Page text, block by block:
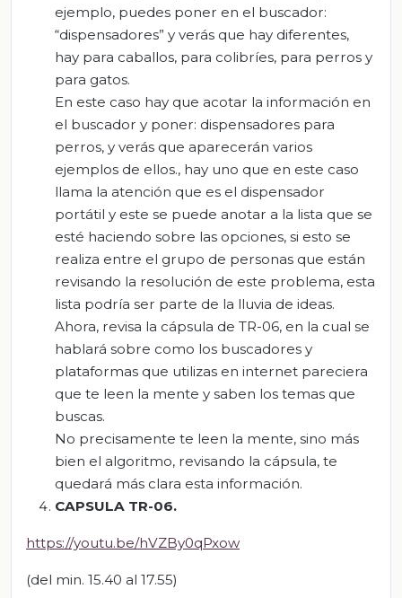
ejemplo, puedes poner en el buscador:
“dispensadores” y verás que hay diferentes,
hay para caballos, para colibríes, para perros y
para gatos.
En este caso hay que acotar la información en
el buscador y poner: dispensadores para
perros, y verás que aparecerán varios
ejemplos de ellos., hay uno que en este caso
llama la atención que es el dispensador
portátil y este se puede anotar a la lista que se
esté haciendo sobre las opciones, si esto se
realiza entre el grupo de personas que están
revisando la resolución de este problema, esta
lista podría ser parte de la lluvia de ideas.
Ahora, revisa la cápsula de TR-06, en la cual se
hablará sobre como los buscadores y
plataformas que utilizas en internet pareciera
que te leen la mente y saben los temas que
buscas.
No precisamente te leen la mente, sino más
bien el algoritmo, revisando la cápsula, te
quedará más clara esta información.
CAPSULA TR-06.
https://youtu.be/hVZBy0qPxow
(del min. 15.40 al 17.55)